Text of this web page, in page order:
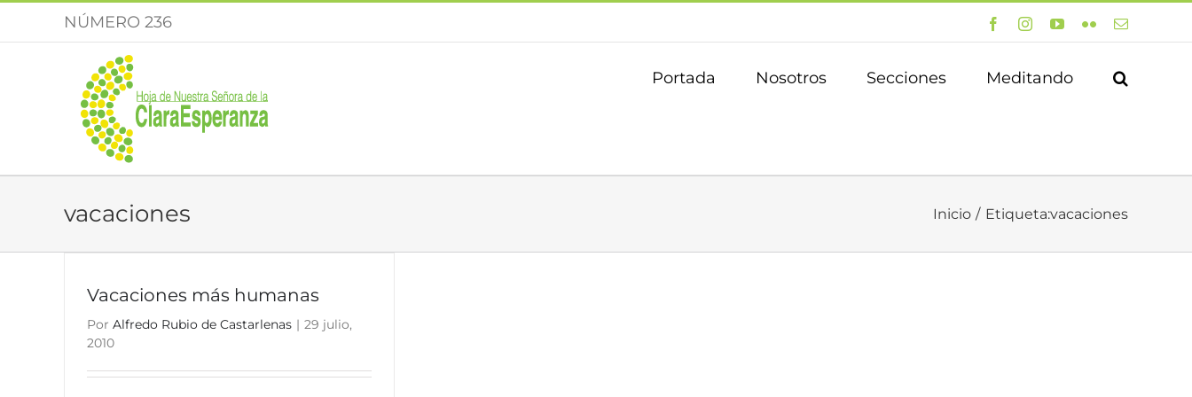
NÚMERO 236 FacebookInstagramYouTube
FlickrCorreo
Portada Nosotros Secciones Meditando
vacaciones Inicio Etiqueta:vacaciones
Vacaciones más humanas
Por Alfredo Rubio de Castarlenas | 29 julio,
2010